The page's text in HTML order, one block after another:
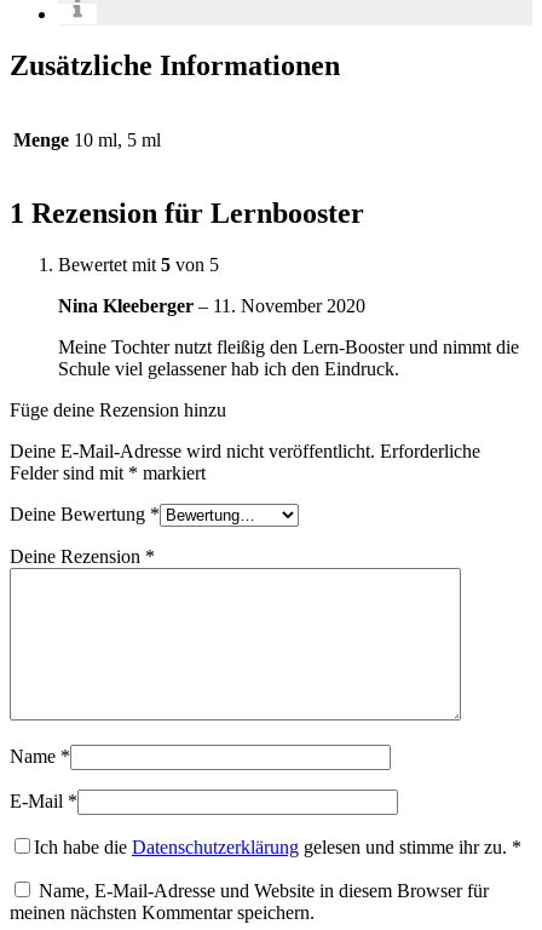
Zusätzliche Informationen
Menge 10 ml, 5 ml
1 Rezension für Lernbooster
Bewertet mit 5 von 5
Nina Kleeberger – 11. November 2020
Meine Tochter nutzt fleißig den Lern-Booster und nimmt die
Schule viel gelassener hab ich den Eindruck.
Füge deine Rezension hinzu
Deine E-Mail-Adresse wird nicht veröffentlicht. Erforderliche
Felder sind mit * markiert
Deine Bewertung *
Deine Rezension *
Name *
E-Mail *
Ich habe die Datenschutzerklärung gelesen und stimme ihr zu. *
Name, E-Mail-Adresse und Website in diesem Browser für
meinen nächsten Kommentar speichern.